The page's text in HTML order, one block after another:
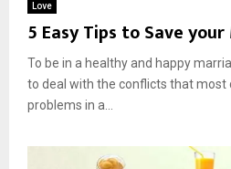
Love
5 Easy Tips to Save
To be in a healthy and happy
to deal with the conflicts that most
problems in a...